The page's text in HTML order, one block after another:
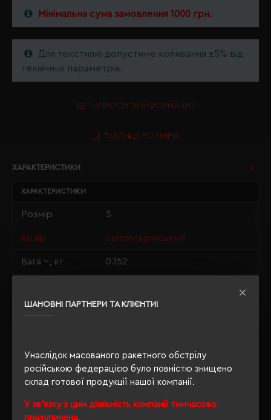
ШАНОВНІ ПАРТНЕРИ ТА КЛІЄНТИ!
Унаслідок масованого ракетного обстрілу
російською федерацією було повністю знищено
склад готової продукції нашої компанії.
У зв'язку з цим діяльність компанії тимчасово
призупинена.
Мінімальна сума замовлення 1000 грн.
Для текстилю допустиме коливання ±5% від
технічних параметрів.
ЗАПРОСИТИ ІНФОРМАЦІЮ
ТАБЛИЦЯ РОЗМІРІВ
ХАРАКТЕРИСТИКИ
ХАРАКТЕРИСТИКИ
Розмір S
Колір світло-арміський
Вага ~, кг 0.152
Стать унісекс
Щільність 190 г/м²
Розпакування